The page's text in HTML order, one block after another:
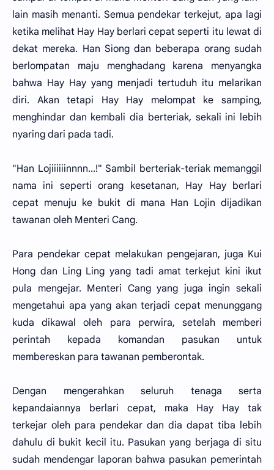
lain masih menanti. Semua pendekar terkejut, apa lagi
ketika melihat Hay Hay berlari cepat seperti itu lewat di
dekat mereka. Han Siong dan beberapa orang sudah
berlompatan maju menghadang karena menyangka
bahwa Hay Hay yang menjadi tertuduh itu melarikan
diri. Akan tetapi Hay Hay melompat ke samping,
menghindar dan kembali dia berteriak, sekali ini lebih
nyaring dari pada tadi.
"Han Lojiiiiiinnnn...!" Sambil berteriak-teriak memanggil
nama ini seperti orang kesetanan, Hay Hay berlari
cepat menuju ke bukit di mana Han Lojin dijadikan
tawanan oleh Menteri Cang.
Para pendekar cepat melakukan pengejaran, juga Kui
Hong dan Ling Ling yang tadi amat terkejut kini ikut
pula mengejar. Menteri Cang yang juga ingin sekali
mengetahui apa yang akan terjadi cepat menunggang
kuda dikawal oleh para perwira, setelah memberi
perintah kepada komandan pasukan untuk
membereskan para tawanan pemberontak.
Dengan mengerahkan seluruh tenaga serta
kepandaiannya berlari cepat, maka Hay Hay tak
terkejar oleh para pendekar dan dia dapat tiba lebih
dahulu di bukit kecil itu. Pasukan yang berjaga di situ
sudah mendengar laporan bahwa pasukan pemerintah